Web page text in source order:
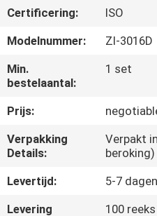
FABRIEKSREIS
CONTACTEER
ONS
NIEUWS
Certificering:
ISO
Modelnummer:
Zl-3016D
Min.
bestelaantal:
1 set
Prijs:
Verpakking
Details:
Verpakt
beroking)
Levertijd:
5-7 dagen
Levering
100